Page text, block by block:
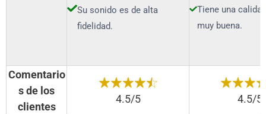
Su sonido es de alta
fidelidad.
Tiene una
muy buena.
Comentario
s de los
clientes
4.5/5 4.5/5